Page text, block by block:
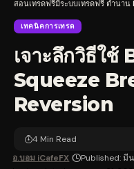
สอนเทรดฟรีมีระบบเทรดฟรี ตำนาน
เทคนิคการเทรด
เจาะลึกวิธีใ
Squeeze
Reversion
อ.บอม iCafeFX Published: มี
4 Min Read